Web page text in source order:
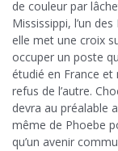
de couleur par
Mississippi, l’un
elle met une croix
occuper un poste
étudié en France
refus de l’autre.
devra au préalable
même de Phoebe
qu’un avenir